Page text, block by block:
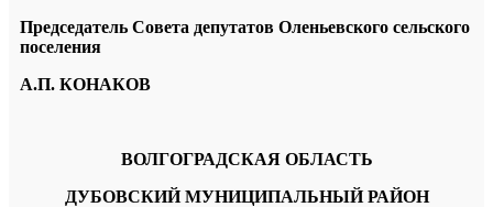
Председатель Совета депутатов Оленьевского сельского
поселения
А.П. КОНАКОВ
ВОЛГОГРАДСКАЯ ОБЛАСТЬ
ДУБОВСКИЙ МУНИЦИПАЛЬНЫЙ РАЙОН